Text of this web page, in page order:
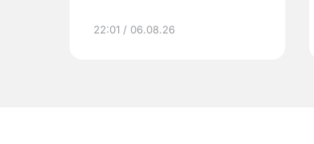
22:01 / 06.08.26